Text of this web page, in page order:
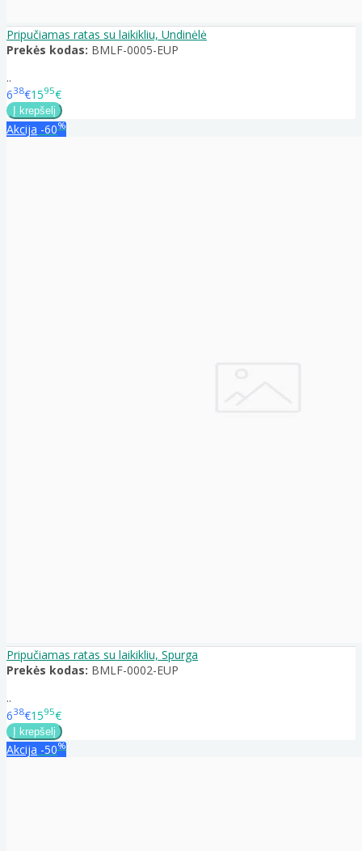
Pripučiamas ratas su laikikliu, Undinėlė
Prekės kodas: BMLF-0005-EUP
..
638€1595€
Akcija -60%
Pripučiamas ratas su laikikliu, Spurga
Prekės kodas: BMLF-0002-EUP
..
638€1595€
Akcija -50%